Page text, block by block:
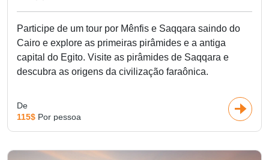
Participe de um tour por Mênfis e Saqqara saindo do
Cairo e explore as primeiras pirâmides e a antiga
capital do Egito. Visite as pirâmides de Saqqara e
descubra as origens da civilização faraônica.
De
115$ Por pessoa